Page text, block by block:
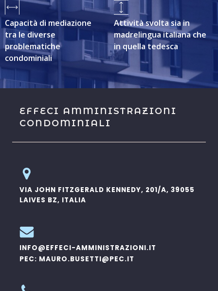
Capacità di mediazione
tra le diverse
problematiche
condominiali
Attività svolta sia in
madrelingua italiana che
in quella tedesca
EFFECI AMMINISTRAZIONI
CONDOMINIALI
VIA JOHN FITZGERALD KENNEDY, 201/A, 39055
LAIVES BZ, ITALIA
INFO@EFFECI-AMMINISTRAZIONI.IT
PEC: MAURO.BUSETTI@PEC.IT